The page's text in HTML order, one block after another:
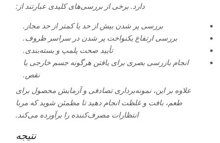
دارد. برخی از بررسی‌های کلیدی عبارتند از:
بررسی پر شدن بیش از حد یا کمتر از حد مجاز.
بررسی ارتفاع یکنواخت پر شدن در سراسر ظروف.
تأیید صحت پلمپ و بسته‌بندی.
انجام بازرسی بصری برای یافتن هرگونه جسم خارجی یا
نقص.
علاوه بر این، نمونه‌برداری تصادفی و آزمایش محصول برای
طعم، بافت و غلظت انجام دهید تا مطمئن شوید که مربا
انتظارات مصرف‌کننده را برآورده می‌کند.
نتیجه